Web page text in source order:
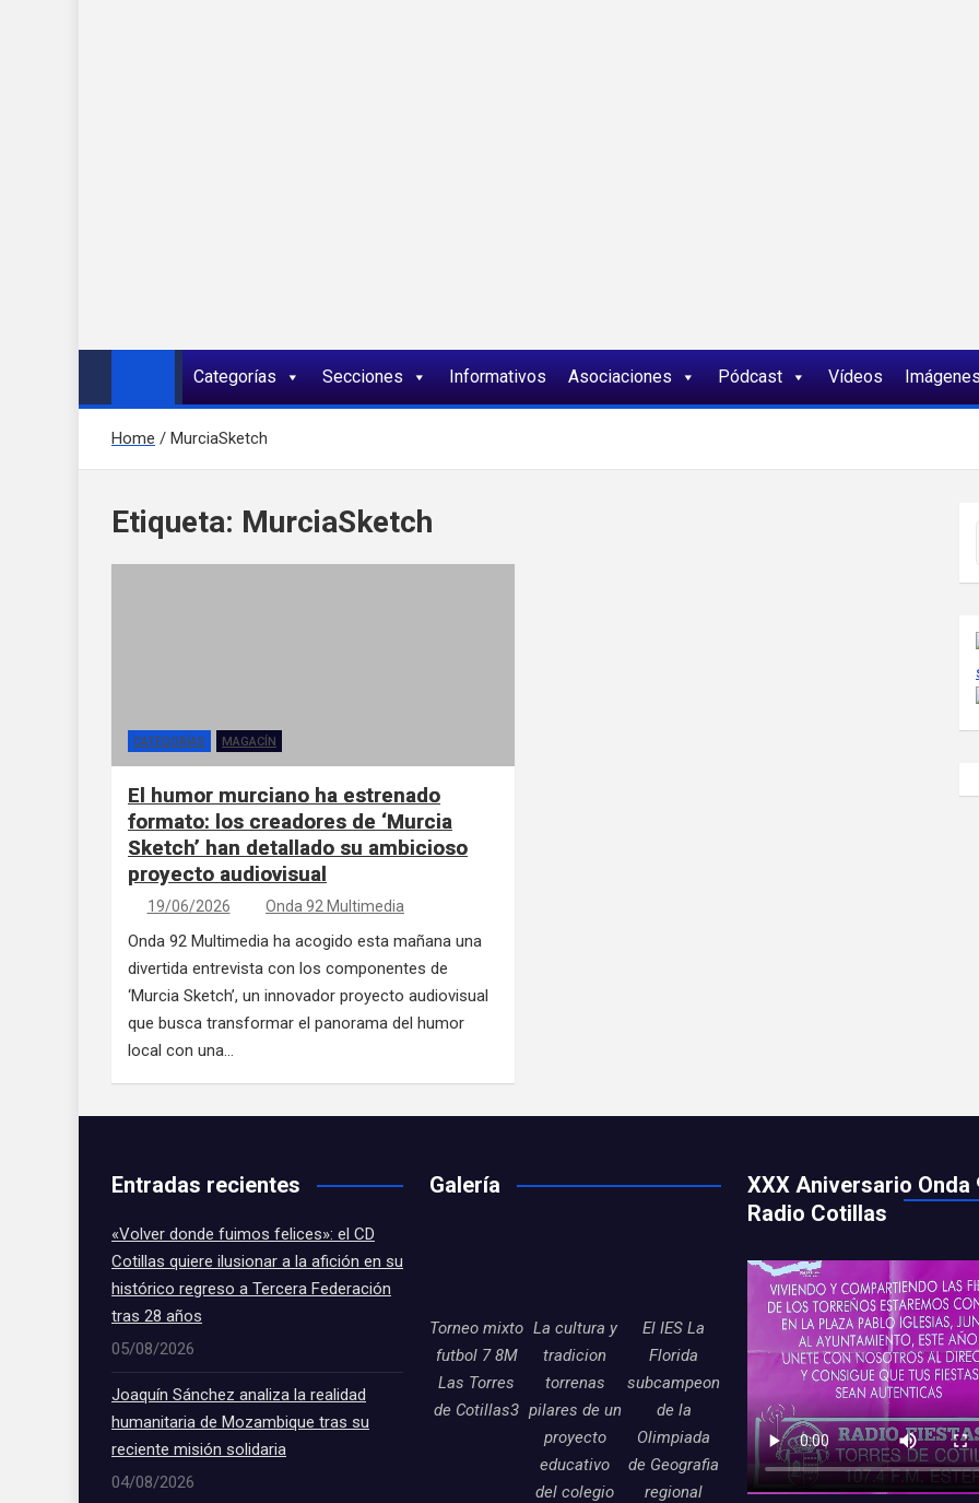
Categorías Secciones Informativos Asociaciones Pódcast Vídeos
Home MurciaSketch
Etiqueta: MurciaSketch
CATEGORÍAS MAGACÍN
El humor murciano ha estrenado
formato: los creadores de ‘Murcia
Sketch’ han detallado su ambicioso
proyecto audiovisual
19/06/2026 Onda 92 Multimedia
Onda 92 Multimedia ha acogido esta mañana una
divertida entrevista con los componentes de
‘Murcia Sketch’, un innovador proyecto audiovisual
que busca transformar el panorama del humor
local con una…
Entradas recientes
«Volver donde fuimos felices»: el CD
Cotillas quiere ilusionar a la afición en su
histórico regreso a Tercera Federación
tras 28 años
05/08/2026
Joaquín Sánchez analiza la realidad
humanitaria de Mozambique tras su
reciente misión solidaria
04/08/2026
Galería
Torneo mixto
futbol 7 8M
Las Torres
de Cotillas3
La cultura y
tradicion
torrenas
pilares de un
proyecto
educativo
del colegio
El IES La
Florida
subcampeon
de la
Olimpiada
de Geografia
regional
XXX Aniversario Onda
Radio Cotillas